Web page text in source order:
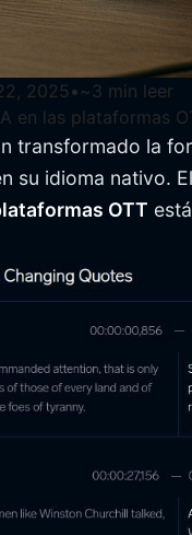
2025• ~3 min leer
en las plataformas
transformado la
su idioma nativo.
OTT